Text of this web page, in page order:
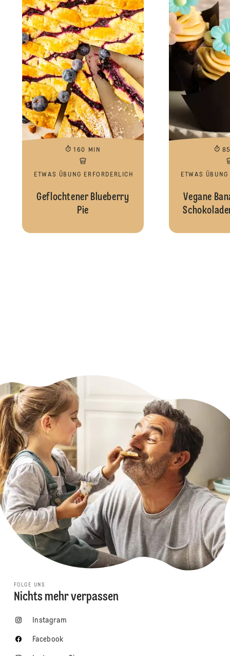
160 MIN
ETWAS ÜBUNG ERFORDERLICH
Geflochtener Blueberry
Pie
ETWAS
Vegane
FOLGE UNS
Nichts mehr verpassen
Instagram
Facebook